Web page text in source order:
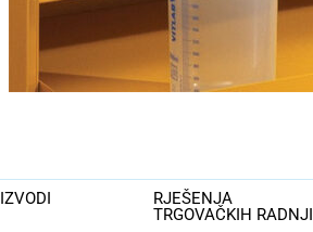
RJEŠENJA
TRGOVAČKIH RADNJI